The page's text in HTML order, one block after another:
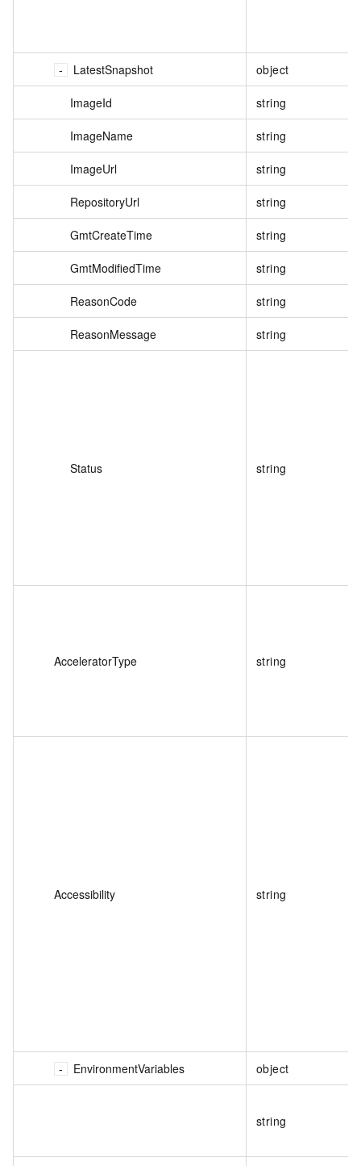
LatestSnapshot object
ImageId string
ImageName string
ImageUrl string
RepositoryUrl string
GmtCreateTime string
GmtModifiedTime string
ReasonCode string
ReasonMessage string
Status string
AcceleratorType string
Accessibility string
EnvironmentVariables object
string